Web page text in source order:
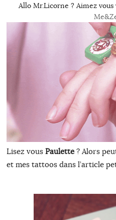
Allo Mr.Licorne ? Aimez
Lisez vous Paulette? Alors
et mes tattoos dans l’article